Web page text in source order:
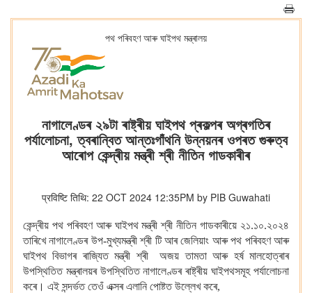
পথ পৰিবহণ আৰু ঘাইপথ মন্ত্ৰালয়
নাগালেণ্ডৰ ২৯টা ৰাষ্ট্ৰীয় ঘাইপথ প্ৰকল্পৰ অগ্ৰগতিৰ
পৰ্যালোচনা, ত্বৰান্বিত আন্তঃগাঁথনি উন্নয়নৰ ওপৰত গুৰুত্ব
আৰোপ কেন্দ্ৰীয় মন্ত্ৰী শ্ৰী নীতিন গাডকাৰীৰ
प्रविष्टि तिथि: 22 OCT 2024 12:35PM by PIB Guwahati
কেন্দ্ৰীয় পথ পৰিবহণ আৰু ঘাইপথ মন্ত্ৰী শ্ৰী নীতিন গাডকাৰীয়ে ২১.১০.২০২৪
তাৰিখে নাগালেণ্ডৰ উপ-মুখ্যমন্ত্ৰী শ্ৰী টি আৰ জেলিয়াং আৰু পথ পৰিবহণ আৰু
ঘাইপথ বিভাগৰ ৰাজ্যিত মন্ত্ৰী শ্ৰী অজয় তামতা আৰু হৰ্ষ মালহোত্ৰাৰ
উপস্থিতিত মন্ত্ৰালয়ৰ উপস্থিতিত নাগালেণ্ডৰ ৰাষ্ট্ৰীয় ঘাইপথসমূহ পৰ্যালোচনা
কৰে। এই সন্দৰ্ভত তেওঁ এক্সৰ এলানি পোষ্টত উল্লেখ কৰে,